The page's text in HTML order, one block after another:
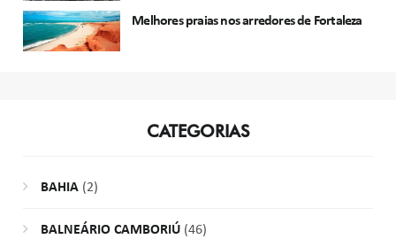
Melhores praias nos arredores de Fortaleza
CATEGORIAS
BAHIA(2)
BALNEÁRIO CAMBORIÚ(46)